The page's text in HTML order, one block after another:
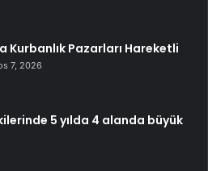
Kurbanlık Pazarları Hareketli
7, 2026
5 yılda 4 alanda büyük